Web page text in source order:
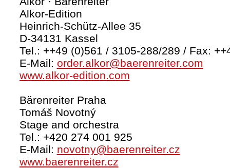
Alkor-Edition
Heinrich-Schütz-Allee 35
D-34131 Kassel
Tel.: ++49 (0)561 / 3105-288/289 / Fax:
E-Mail: order.alkor@baerenreiter.com
www.alkor-edition.com
Bärenreiter Praha
Tomáš Novotný
Stage and orchestra
Tel.: +420 274 001 925
E-Mail: novotny@baerenreiter.cz
www.baerenreiter.cz